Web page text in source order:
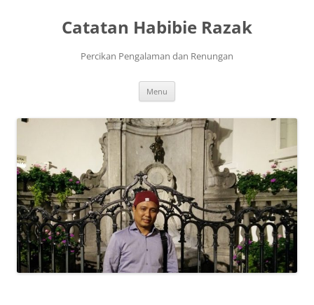
Catatan Habibie Razak
Percikan Pengalaman dan Renungan
Menu